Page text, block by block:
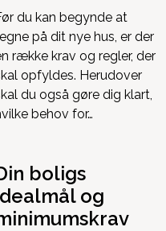
du kan begynde at
på dit nye hus, er der
række krav og regler, der
opfyldes. Herudover
du også gøre dig klart,
behov for…
boligs
og